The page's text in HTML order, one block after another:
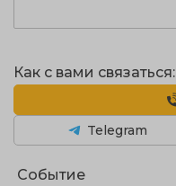
Событие
Как с вами связаться:
Telegram